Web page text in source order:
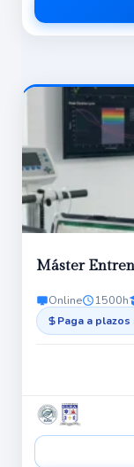
Máster
Online 1500h
Paga a plazos